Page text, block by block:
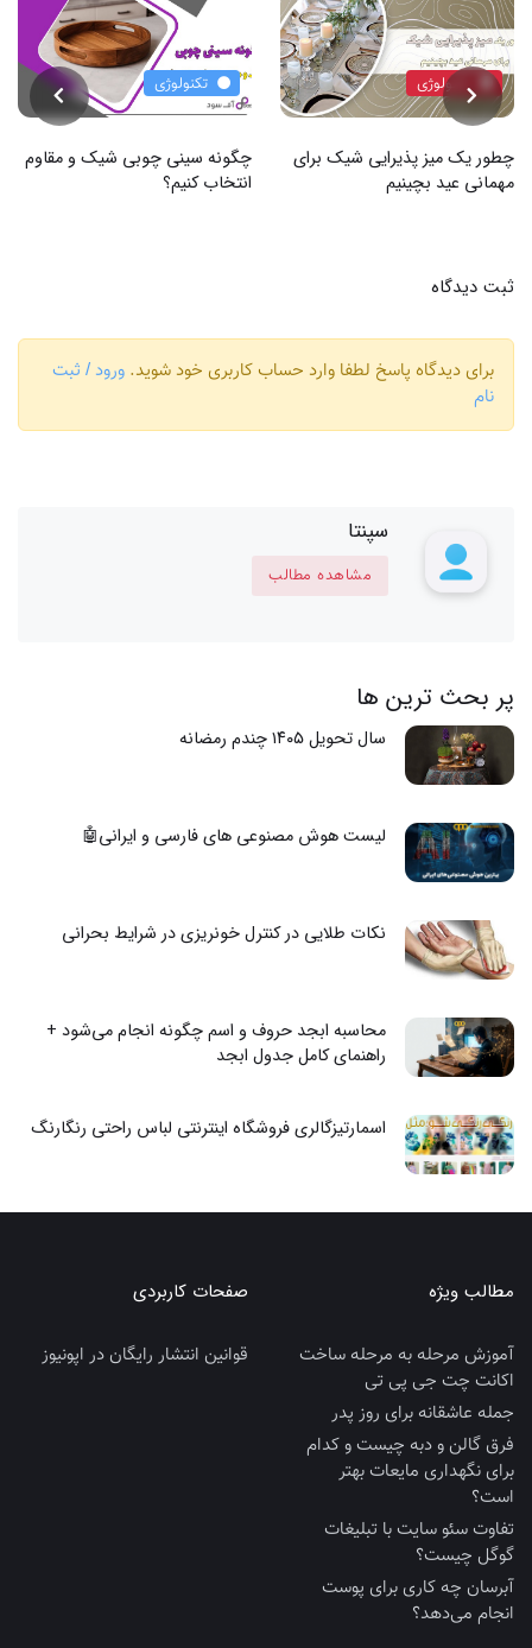
تکنولوژی
چطور یک میز پذیرایی شیک برای
مهمانی عید بچینیم
تکنولوژی
چگونه سینی چوبی شیک و مقاوم
انتخاب کنیم؟
ثبت دیدگاه
برای دیدگاه پاسخ لطفا وارد حساب کاربری خود شوید. ورود / ثبت
نام
سپنتا
مشاهده مطالب
پر بحث ترین ها
سال تحویل ۱۴۰۵ چندم رمضانه
لیست هوش مصنوعی های فارسی و ایرانی🤖
نکات طلایی در کنترل خونریزی در شرایط بحرانی
محاسبه ابجد حروف و اسم چگونه انجام می‌شود +
راهنمای کامل جدول ابجد
اسمارتیزگالری فروشگاه اینترنتی لباس راحتی رنگارنگ
مطالب ویژه
آموزش مرحله به مرحله ساخت
اکانت چت جی پی تی
جمله عاشقانه برای روز پدر
فرق گالن و دبه چیست و کدام
برای نگهداری مایعات بهتر
است؟
تفاوت سئو سایت با تبلیغات
گوگل چیست؟
آبرسان چه کاری برای پوست
انجام می‌دهد؟
صفحات کاربردی
قوانین انتشار رایگان در اپونیوز